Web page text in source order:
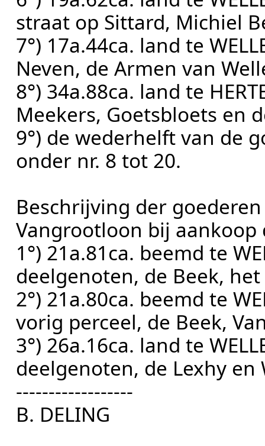
straat op Sittard, Michiel
7°) 17a.44ca. land te
Neven, de Armen van
8°) 34a.88ca. land te
Meekers, Goetsbloets en
9°) de wederhelft van de
onder nr. 8 tot 20.
Beschrijving der
Vangrootloon bij
1°) 21a.81ca. beemd te
deelgenoten, de Beek,
2°) 21a.80ca. beemd te
vorig perceel, de Beek,
3°) 26a.16ca. land te
deelgenoten, de Lexhy en
------------------
B. DELING